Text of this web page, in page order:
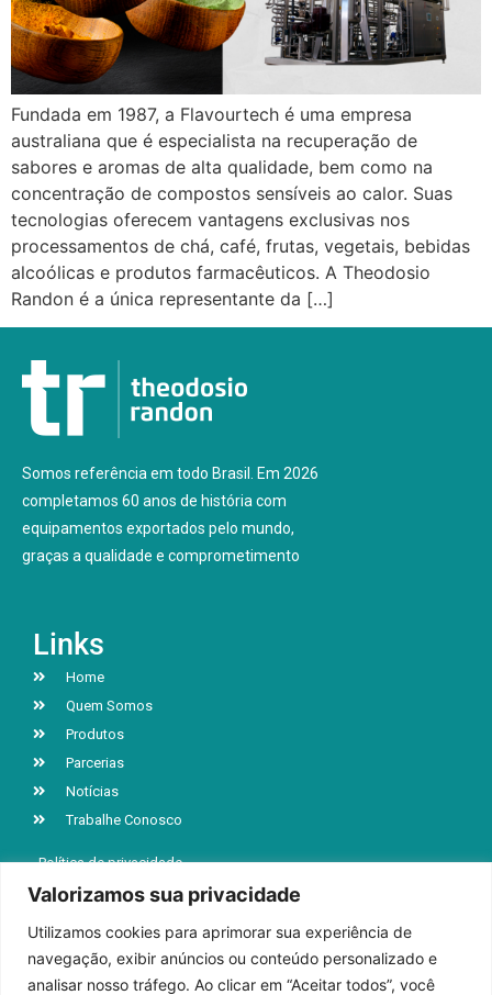
Valorizamos sua privacidade
Utilizamos cookies para aprimorar sua experiência de
navegação, exibir anúncios ou conteúdo personalizado e
analisar nosso tráfego. Ao clicar em “Aceitar todos”, você
Fundada em 1987, a Flavourtech é uma empresa
australiana que é especialista na recuperação de
sabores e aromas de alta qualidade, bem como na
concentração de compostos sensíveis ao calor. Suas
tecnologias oferecem vantagens exclusivas nos
processamentos de chá, café, frutas, vegetais, bebidas
alcoólicas e produtos farmacêuticos. A Theodosio
Randon é a única representante da […]
Somos referência em todo Brasil. Em 2026
completamos 60 anos de história com
equipamentos exportados pelo mundo,
graças a qualidade e comprometimento
Links
Home
Quem Somos
Produtos
Parcerias
Notícias
Trabalhe Conosco
Política de privacidade
R. Jacob Luchesi, n° 5039, Bairro Santa Lúcia
Caxias do Sul | RS | CEP 95032-000